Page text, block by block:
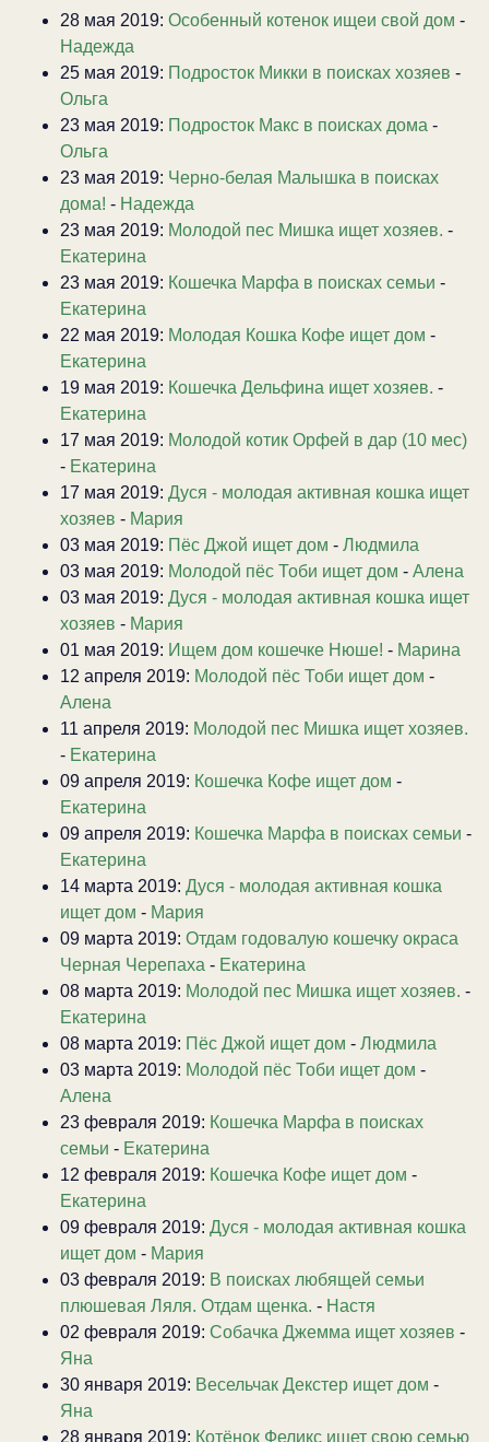
28 мая 2019: Особенный котенок ищеи свой дом -
Надежда
25 мая 2019: Подросток Микки в поисках хозяев -
Ольга
23 мая 2019: Подросток Макс в поисках дома -
Ольга
23 мая 2019: Черно-белая Малышка в поисках
дома! - Надежда
23 мая 2019: Молодой пес Мишка ищет хозяев. -
Екатерина
23 мая 2019: Кошечка Марфа в поисках семьи -
Екатерина
22 мая 2019: Молодая Кошка Кофе ищет дом -
Екатерина
19 мая 2019: Кошечка Дельфина ищет хозяев. -
Екатерина
17 мая 2019: Молодой котик Орфей в дар (10 мес)
- Екатерина
17 мая 2019: Дуся - молодая активная кошка ищет
хозяев - Мария
03 мая 2019: Пёс Джой ищет дом - Людмила
03 мая 2019: Молодой пёс Тоби ищет дом - Алена
03 мая 2019: Дуся - молодая активная кошка ищет
хозяев - Мария
01 мая 2019: Ищем дом кошечке Нюше! - Марина
12 апреля 2019: Молодой пёс Тоби ищет дом -
Алена
11 апреля 2019: Молодой пес Мишка ищет хозяев.
- Екатерина
09 апреля 2019: Кошечка Кофе ищет дом -
Екатерина
09 апреля 2019: Кошечка Марфа в поисках семьи -
Екатерина
14 марта 2019: Дуся - молодая активная кошка
ищет дом - Мария
09 марта 2019: Отдам годовалую кошечку окраса
Черная Черепаха - Екатерина
08 марта 2019: Молодой пес Мишка ищет хозяев. -
Екатерина
08 марта 2019: Пёс Джой ищет дом - Людмила
03 марта 2019: Молодой пёс Тоби ищет дом -
Алена
23 февраля 2019: Кошечка Марфа в поисках
семьи - Екатерина
12 февраля 2019: Кошечка Кофе ищет дом -
Екатерина
09 февраля 2019: Дуся - молодая активная кошка
ищет дом - Мария
03 февраля 2019: В поисках любящей семьи
плюшевая Ляля. Отдам щенка. - Настя
02 февраля 2019: Собачка Джемма ищет хозяев -
Яна
30 января 2019: Весельчак Декстер ищет дом -
Яна
28 января 2019: Котёнок Феликс ищет свою семью